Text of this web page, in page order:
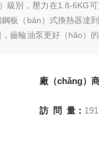
別，壓力在1.8-6KG
板（bǎn）式換熱器達
齒輪油泵更好（hǎo）
廠（chǎng）
訪 問 量：